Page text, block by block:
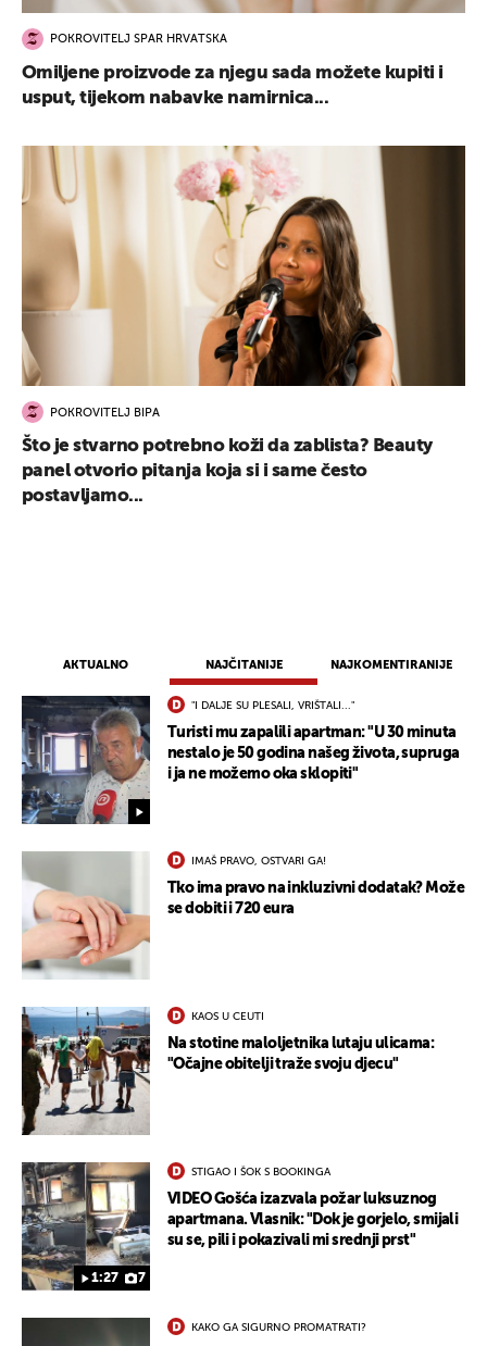
AKTUALNO NAJČITANIJE NAJKOMENTIRANIJE
"I DALJE SU PLESALI, VRIŠTALI..."
Turisti mu zapalili apartman: "U 30 minuta
nestalo je 50 godina našeg života, supruga
i ja ne možemo oka sklopiti"
IMAŠ PRAVO, OSTVARI GA!
Tko ima pravo na inkluzivni dodatak? Može
se dobiti i 720 eura
KAOS U CEUTI
Na stotine maloljetnika lutaju ulicama:
"Očajne obitelji traže svoju djecu"
1:27 7
STIGAO I ŠOK S BOOKINGA
VIDEO Gošća izazvala požar luksuznog
apartmana. Vlasnik: "Dok je gorjelo, smijali
su se, pili i pokazivali mi srednji prst"
KAKO GA SIGURNO PROMATRATI?
POKROVITELJ SPAR HRVATSKA
Omiljene proizvode za njegu sada možete kupiti i
usput, tijekom nabavke namirnica...
POKROVITELJ BIPA
Što je stvarno potrebno koži da zablista? Beauty
panel otvorio pitanja koja si i same često
postavljamo...